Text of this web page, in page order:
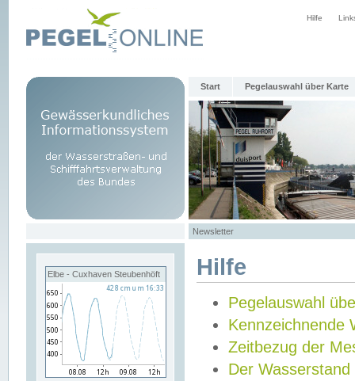
Hilfe
Start Pegelauswahl über Karte
Newsletter
Elbe - Cuxhaven Steubenhöft Hilfe
Pegelauswahl
Kennzeichnende
Zeitbezug der
Der Wasserstand